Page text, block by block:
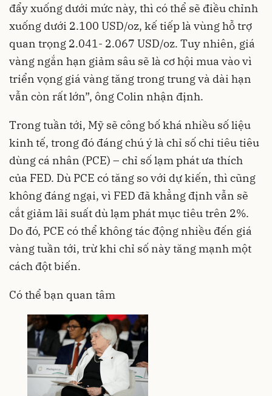
đẩy xuống dưới mức này, thì có thể sẽ điều chỉnh
xuống dưới 2.100 USD/oz, kế tiếp là vùng hỗ trợ
quan trọng 2.041- 2.067 USD/oz. Tuy nhiên, giá
vàng ngắn hạn giảm sâu sẽ là cơ hội mua vào vì
triển vọng giá vàng tăng trong trung và dài hạn
vẫn còn rất lớn”, ông Colin nhận định.
Trong tuần tới, Mỹ sẽ công bố khá nhiều số liệu
kinh tế, trong đó đáng chú ý là chỉ số chi tiêu tiêu
dùng cá nhân (PCE) – chỉ số lạm phát ưa thích
của FED. Dù PCE có tăng so với dự kiến, thì cũng
không đáng ngại, vì FED đã khẳng định vẫn sẽ
cắt giảm lãi suất dù lạm phát mục tiêu trên 2%.
Do đó, PCE có thể không tác động nhiều đến giá
vàng tuần tới, trừ khi chỉ số này tăng mạnh một
cách đột biến.
Có thể bạn quan tâm